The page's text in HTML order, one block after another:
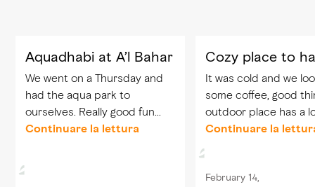
Aquadhabi at A’l Bahar
We went on a Thursday and
had the aqua park to
ourselves. Really good fun
and the nicest lifeguards
Continuare la lettura
Cozy place to
It was cold and we
some coffee, good
outdoor place has a
offer. It is by the
are shops that are
Continuare la
February 14,